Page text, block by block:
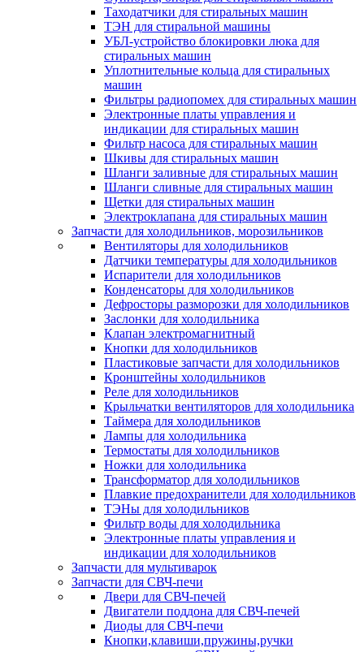
Таходатчики для стиральных машин
ТЭН для стиральной машины
УБЛ-устройство блокировки люка для
стиральных машин
Уплотнительные кольца для стиральных
машин
Фильтры радиопомех для стиральных машин
Электронные платы управления и
индикации для стиральных машин
Фильтр насоса для стиральных машин
Шкивы для стиральных машин
Шланги заливные для стиральных машин
Шланги сливные для стиральных машин
Щетки для стиральных машин
Электроклапана для стиральных машин
Запчасти для холодильников, морозильников
Вентиляторы для холодильников
Датчики температуры для холодильников
Испарители для холодильников
Конденсаторы для холодильников
Дефросторы разморозки для холодильников
Заслонки для холодильника
Клапан электромагнитный
Кнопки для холодильников
Пластиковые запчасти для холодильников
Кронштейны холодильников
Реле для холодильников
Крыльчатки вентиляторов для холодильника
Таймера для холодильников
Лампы для холодильника
Термостаты для холодильников
Ножки для холодильника
Трансформатор для холодильников
Плавкие предохранители для холодильников
ТЭНы для холодильников
Фильтр воды для холодильника
Электронные платы управления и
индикации для холодильников
Запчасти для мультиварок
Запчасти для СВЧ-печи
Двери для СВЧ-печей
Двигатели поддона для СВЧ-печей
Диоды для СВЧ-печи
Кнопки,клавиши,пружины,ручки